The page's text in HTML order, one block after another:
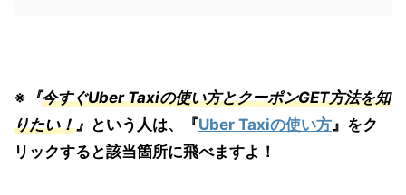
※ 『今すぐUber Taxiの使い方とクーポンGET方法を知
りたい！ 』 という人は、『Uber Taxiの使い方 』をク
リックすると該当箇所に飛べますよ！